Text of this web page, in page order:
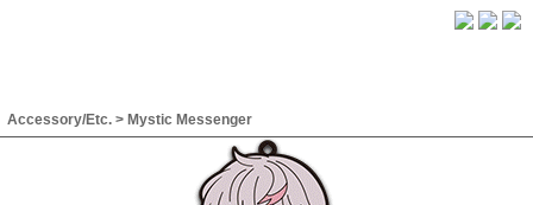
Accessory/Etc. > Mystic Messenger